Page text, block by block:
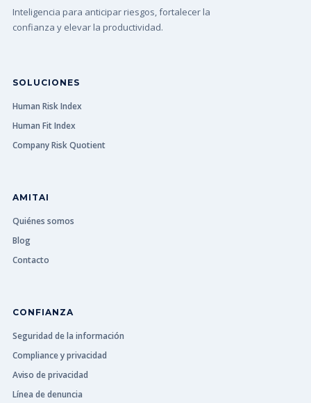
Inteligencia para anticipar riesgos, fortalecer la
confianza y elevar la productividad.
SOLUCIONES
Human Risk Index
Human Fit Index
Company Risk Quotient
AMITAI
Quiénes somos
Blog
Contacto
CONFIANZA
Seguridad de la información
Compliance y privacidad
Aviso de privacidad
Línea de denuncia